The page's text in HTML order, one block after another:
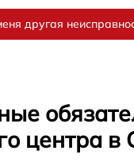
другая
центра в